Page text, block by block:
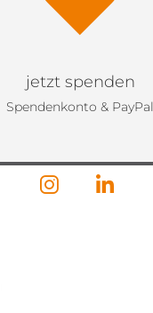
jetzt spenden
Spendenkonto & PayPal